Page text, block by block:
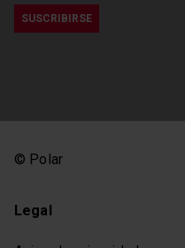
© Polar
Legal